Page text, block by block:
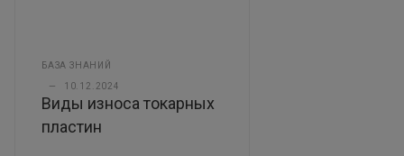
БАЗА ЗНАНИЙ
— 10.12.2024
Виды износа токарных
пластин